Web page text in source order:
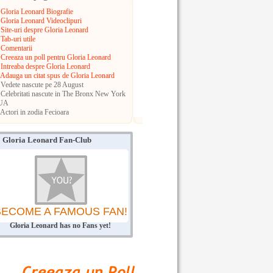
Leonard Biografie
Leonard Videoclipuri
uri despre Gloria Leonard
uri utile
un poll pentru Gloria Leonard
despre Gloria Leonard
un citat spus de Gloria Leonard
nascute pe 28 August
Celebritati nascute in The Bronx New York
in zodia Fecioara
Gloria Leonard Fan-Club
A FAMOUS FAN!
Gloria Leonard has no Fans yet!